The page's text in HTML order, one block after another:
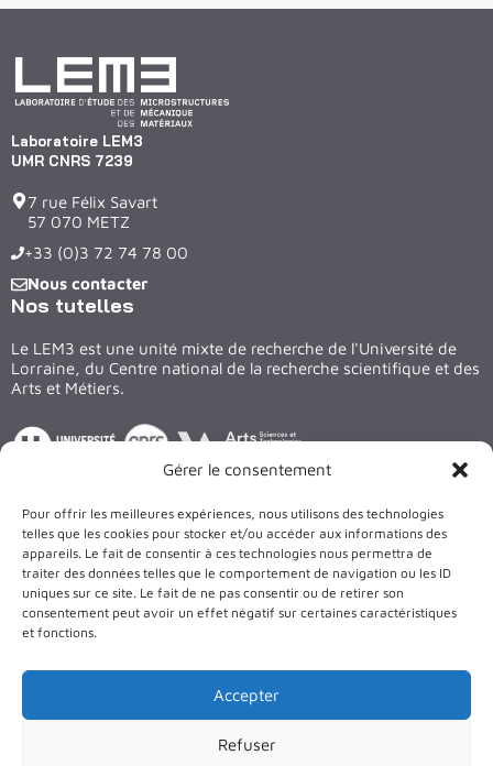
Gérer le consentement
Pour offrir les meilleures expériences, nous utilisons des technologies
telles que les cookies pour stocker et/ou accéder aux informations des
appareils. Le fait de consentir à ces technologies nous permettra de
traiter des données telles que le comportement de navigation ou les ID
uniques sur ce site. Le fait de ne pas consentir ou de retirer son
consentement peut avoir un effet négatif sur certaines caractéristiques
et fonctions.
Accepter
Refuser
Laboratoire LEM3
UMR CNRS 7239
7 rue Félix Savart
57 070 METZ
+33 (0)3 72 74 78 00
Nous contacter
Nos tutelles
Le LEM3 est une unité mixte de recherche de l'Université de
Lorraine, du Centre national de la recherche scientifique et des
Arts et Métiers.
Suivez nous sur les réseaux
LinkedIn
X Facebook
YouTube
Le bâtiment et les équipements du LEM3 sont cofinancés par
l’Union Européenne